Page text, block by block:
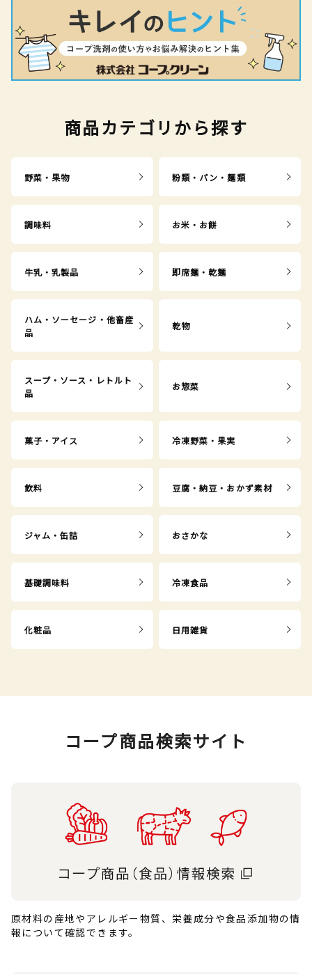
商品カテゴリから探す
野菜・果物 粉類・パン・麺類
調味料 お米・お餅
牛乳・乳製品 即席麺・乾麺
ハム・ソーセージ・他畜産
品
乾物
スープ・ソース・レトルト
品
お惣菜
菓子・アイス 冷凍野菜・果実
飲料 豆腐・納豆・おかず素材
ジャム・缶詰 おさかな
基礎調味料 冷凍食品
化粧品 日用雑貨
コープ商品検索サイト
原材料の産地やアレルギー物質、栄養成分や食品添加物の情
報について確認できます。